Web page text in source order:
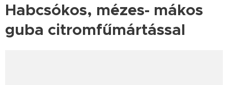
Habcsókos, mézes- mákos
guba citromfűmártással